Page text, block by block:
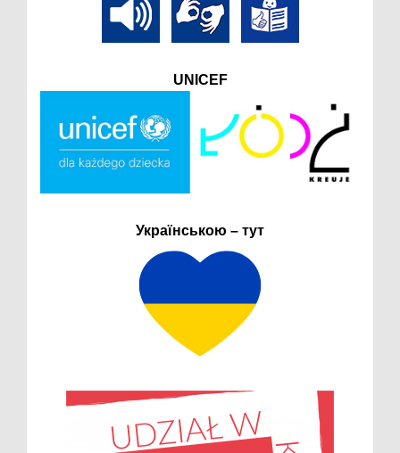
UNICEF
Українською – тут